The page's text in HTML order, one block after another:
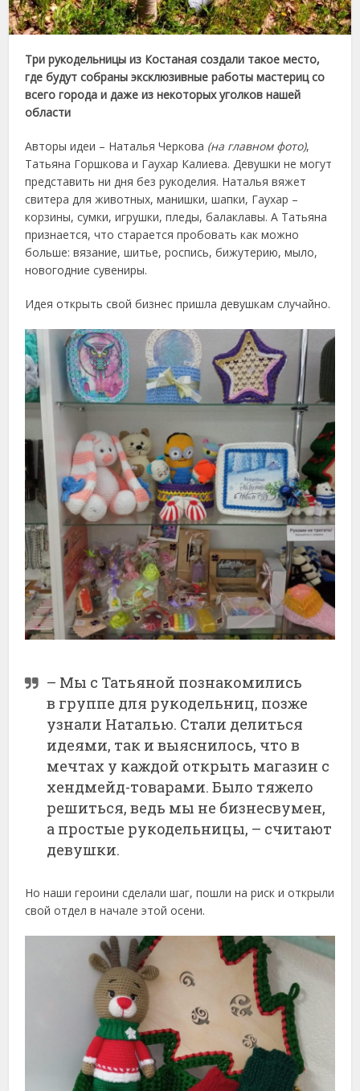
Три рукодельницы из Костаная создали такое место,
где будут собраны эксклюзивные работы мастериц со
всего города и дажеизнекоторых уголков нашей
области
Авторы идеи – Наталья Черкова (на главном фото),
Татьяна Горшкова и Гаухар Калиева. Девушки не могут
представить ни дня без рукоделия. Наталья вяжет
свитера для животных, манишки, шапки, Гаухар –
корзины, сумки, игрушки, пледы, балаклавы. А Татьяна
признается, что старается пробовать как можно
больше: вязание, шитье, роспись, бижутерию, мыло,
новогодние сувениры.
Идея открыть свой бизнес пришла девушкам случайно.
– Мы с Татьяной познакомились
в группе для рукодельниц, позже
узнали Наталью. Стали делиться
идеями, так и выяснилось, что в
мечтах у каждой открыть магазин с
хендмейд-товарами. Было тяжело
решиться, ведь мы не бизнесвумен,
а простые рукодельницы, – считают
девушки.
Но наши героини сделали шаг, пошли на риск и открыли
свой отдел в начале этой осени.